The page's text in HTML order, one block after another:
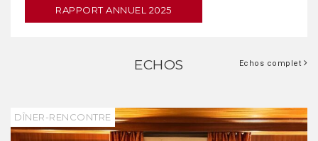
RAPPORT ANNUEL 2025
ECHOS Echos complet
DÎNER-RENCONTRE